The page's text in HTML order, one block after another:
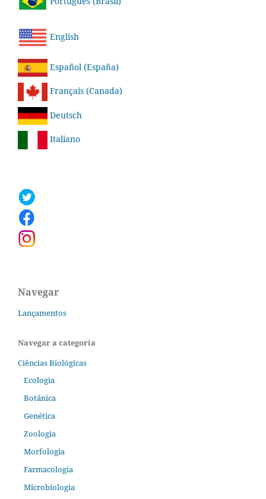
English
Español (España)
Français (Canada)
Deutsch
Italiano
Navegar
Lançamentos
Navegar a categoria
Ciências Biológicas
Ecologia
Botânica
Genética
Zoologia
Morfologia
Farmacologia
Microbiologia